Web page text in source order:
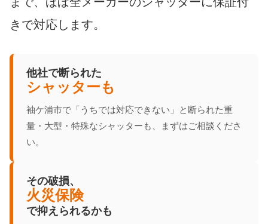
きで対応します。
他社で断られた
シャッターも
袖ケ浦市で「うちでは対応できない」と断られた重
量・大型・特殊なシャッターも、まずはご相談くださ
い。
その破損、
火災保険
で抑えられるかも